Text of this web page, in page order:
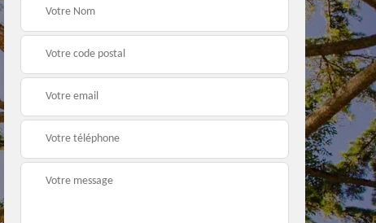
en
Entreprise abattage
arbre 57